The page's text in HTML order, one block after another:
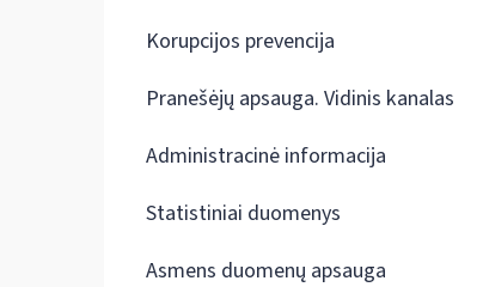
Korupcijos prevencija
Pranešėjų apsauga. Vidinis kanalas
Administracinė informacija
Statistiniai duomenys
Asmens duomenų apsauga